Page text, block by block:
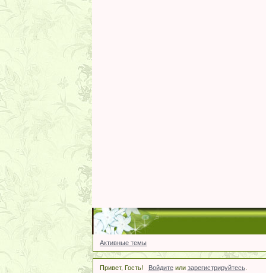
Активные темы
Привет, Гость! Войдитеили зарегистрируйтесь.